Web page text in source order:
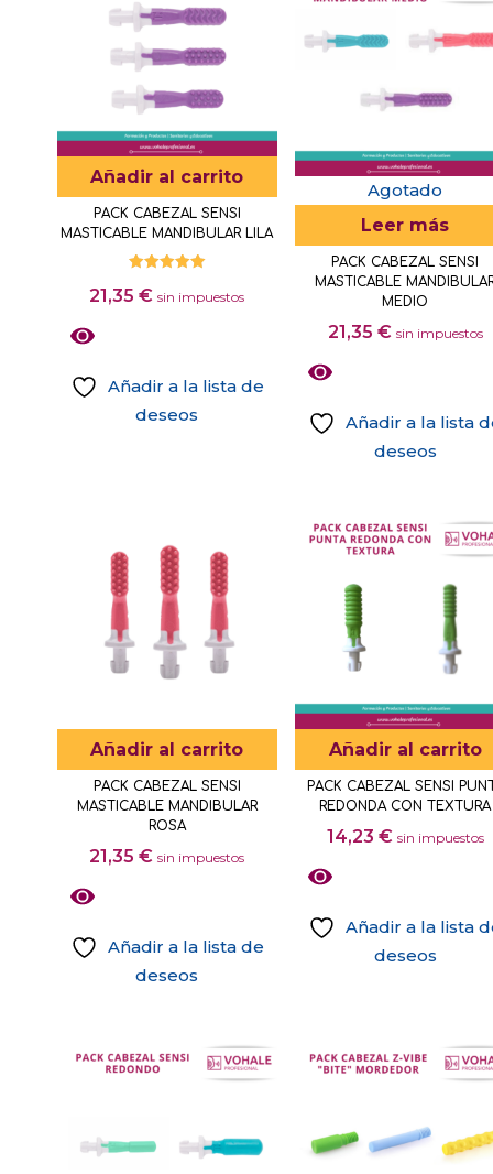
Añadir al carrito
PACK CABEZAL SENSI
MASTICABLE MANDIBULAR LILA
con
21,35€ sin impuestos
Añadir a la lista de
deseos
Agotado
Leer más
PACK CABEZAL SENSI
MASTICABLE
MEDIO
21,35 € sin impuestos
Añadir a la lista
deseos
Añadir al carrito
PACK CABEZAL SENSI
MASTICABLE MANDIBULAR
ROSA
21,35€ sin impuestos
Añadir a la lista de
deseos
Añadir al carrito
PACK CABEZAL SENSI
REDONDA CON TEXTURA
14,23 € sin impuestos
Añadir a la lista
deseos